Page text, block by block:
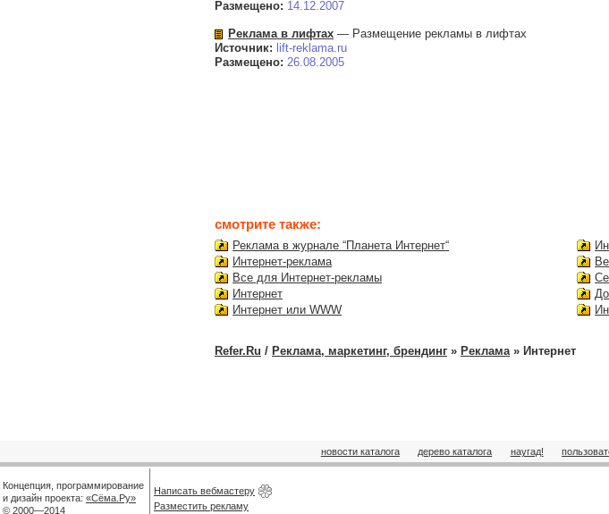
Размещено: 14.12.2007
Реклама в лифтах — Размещение рекламы в лифтах
Источник: lift-reklama.ru
Размещено: 26.08.2005
смотрите также:
Реклама в журнале “Планета Интернет“
Интернет-реклама
Все для Интернет-рекламы
Интернет
Интернет или WWW
Refer.Ru / Реклама, маркетинг, брендинг » Реклама » Интернет
новости каталога дерево каталога наугад!
Концепция, программирование
и дизайн проекта: «Сёма.Ру»
© 2000—2014
Написать вебмастеру
Разместить рекламу